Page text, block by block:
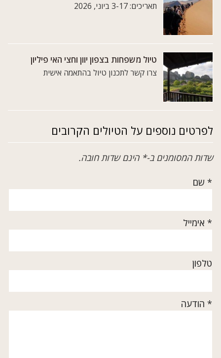
תאריכים: 3-17 ביוני, 2026
טיול משפחות בצפון יוון וחצי האי פיליון
צרו קשר לתכנון טיול בהתאמה אישית
לפרטים נוספים על הטיולים הקרובים
שדות המסומנים ב-* הינם שדות חובה.
* שם
* אימייל
טלפון
* הודעה